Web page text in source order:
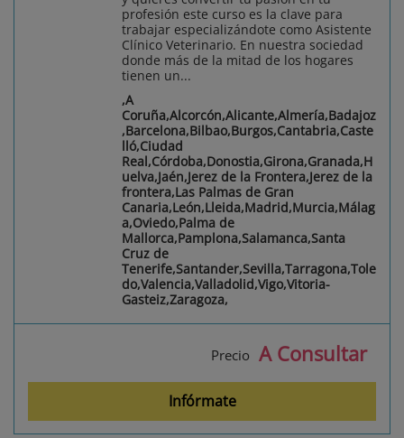
profesión este curso es la clave para
trabajar especializándote como Asistente
Clínico Veterinario. En nuestra sociedad
donde más de la mitad de los hogares
tienen un...
,A
Coruña,Alcorcón,Alicante,Almería,Badajoz
,Barcelona,Bilbao,Burgos,Cantabria,Caste
lló,Ciudad
Real,Córdoba,Donostia,Girona,Granada,H
uelva,Jaén,Jerez de la Frontera,Jerez de la
frontera,Las Palmas de Gran
Canaria,León,Lleida,Madrid,Murcia,Málag
a,Oviedo,Palma de
Mallorca,Pamplona,Salamanca,Santa
Cruz de
Tenerife,Santander,Sevilla,Tarragona,Tole
do,Valencia,Valladolid,Vigo,Vitoria-
Gasteiz,Zaragoza,
Precio A Consultar
Infórmate